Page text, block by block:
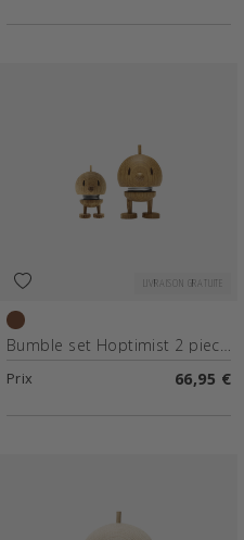
LIVRAISON GRATUITE
Chêne Bumble set Hoptimist 2 pieces
Prix 66,95 €